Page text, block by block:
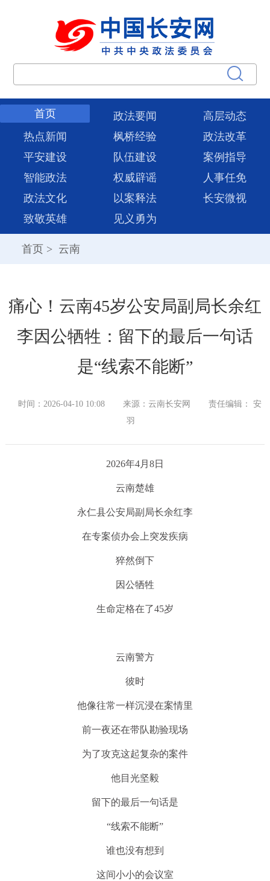
首页 政法要闻
高层动态
热点新闻
枫桥经验
政法改革
平安建设
队伍建设
案例指导
智能政法
权威辟谣
人事任免
政法文化
以案释法
长安微视
致敬英雄
见义勇为
首页 > 云南
痛心！云南45岁公安局副局长余红
李因公牺牲：留下的最后一句话
是“线索不能断”
时间：2026-04-10 10:08 来源：云南长安网
责任编辑： 安
羽
2026年4月8日
云南楚雄
永仁县公安局副局长余红李
在专案侦办会上突发疾病
猝然倒下
因公牺牲
生命定格在了45岁
云南警方
彼时
他像往常一样沉浸在案情里
前一夜还在带队勘验现场
为了攻克这起复杂的案件
他目光坚毅
留下的最后一句话是
“线索不能断”
谁也没有想到
这间小小的会议室